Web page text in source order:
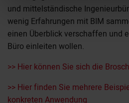
und mittelständische
wenig Erfahrungen mit BIM
einen Überblick verschaffen und
Büro einleiten wollen.
>> Hier können Sie sich die
>> Hier finden Sie mehrere
konkreten Anwendung